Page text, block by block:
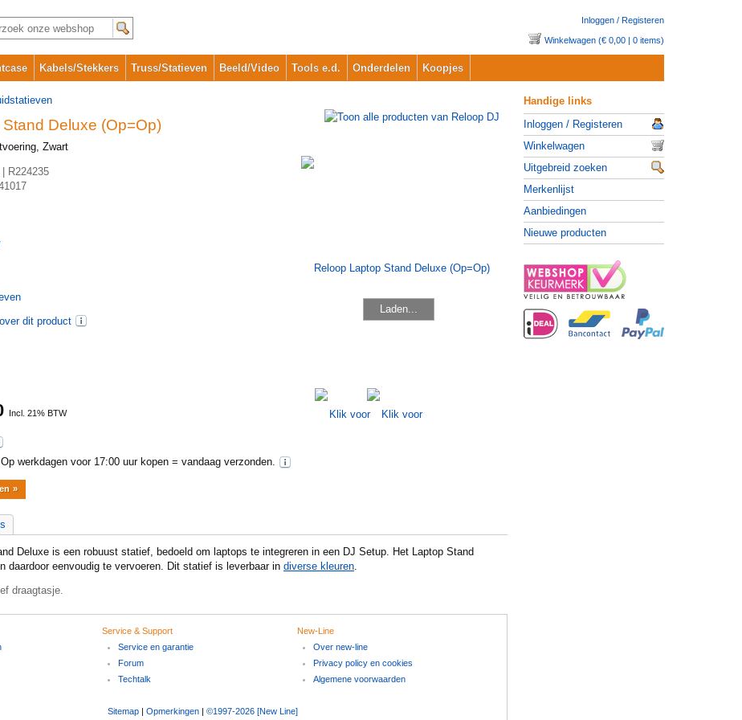
Inloggen / Registeren
Winkelwagen (€ 0,00 | 0 items)
Kabels/Stekkers Truss/Statieven Beeld/Video Tools e.d. Onderdelen Koopjes
Deluxe (Op=Op)
Zwart
Laden...
R224235
dit product
Incl. 21% BTW
Op werkdagen voor 17:00 uur kopen = vandaag verzonden.
Deluxe is een robuust statief, bedoeld om laptops te integreren in een DJ Setup. Het Laptop Stand
daardoor eenvoudig te vervoeren. Dit statief is leverbaar in diverse kleuren.
draagtasje.
Handige links
Inloggen / Registeren
Winkelwagen
Uitgebreid zoeken
Merkenlijst
Aanbiedingen
Nieuwe producten
Service & Support
Service en garantie
Forum
Techtalk
New-Line
Over new-line
Privacy policy en cookies
Algemene voorwaarden
Sitemap| Opmerkingen| ©1997-2026 [New Line]